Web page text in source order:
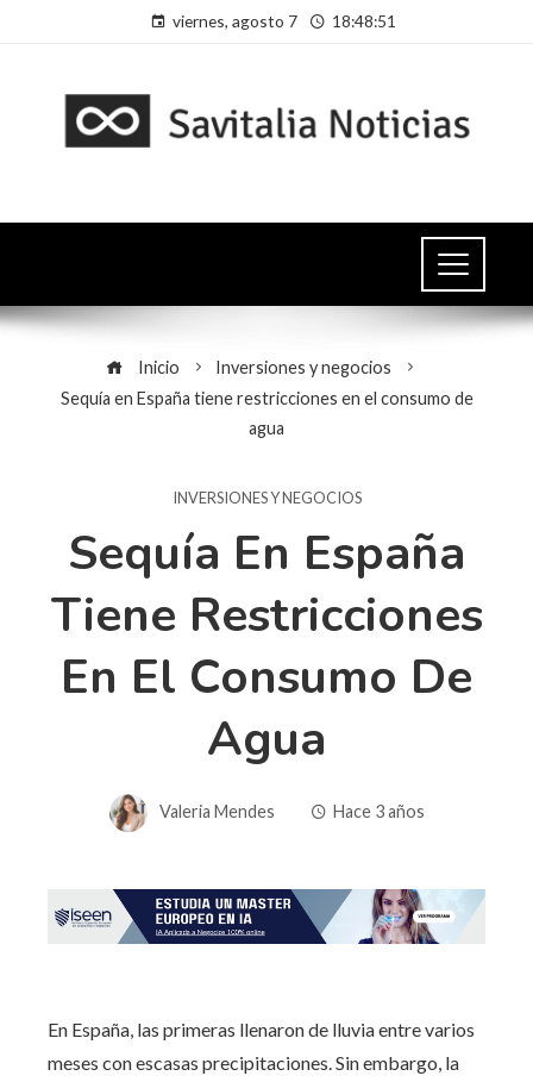
viernes, agosto 7 18:48:51
Inicio
Inversiones y negocios
Sequía en España tiene restricciones en el consumo de
agua
INVERSIONES Y NEGOCIOS
Sequía En España
Tiene Restricciones
En El Consumo De
Agua
Valeria Mendes Hace 3 años
En España, las primeras llenaron de lluvia entre varios
meses con escasas precipitaciones. Sin embargo, la